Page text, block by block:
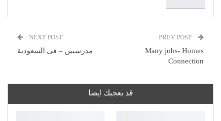
Many jobs- Homes
Connection
NEXT POST
مدرسيين – فى السعودية
قد يعجبك ايضا